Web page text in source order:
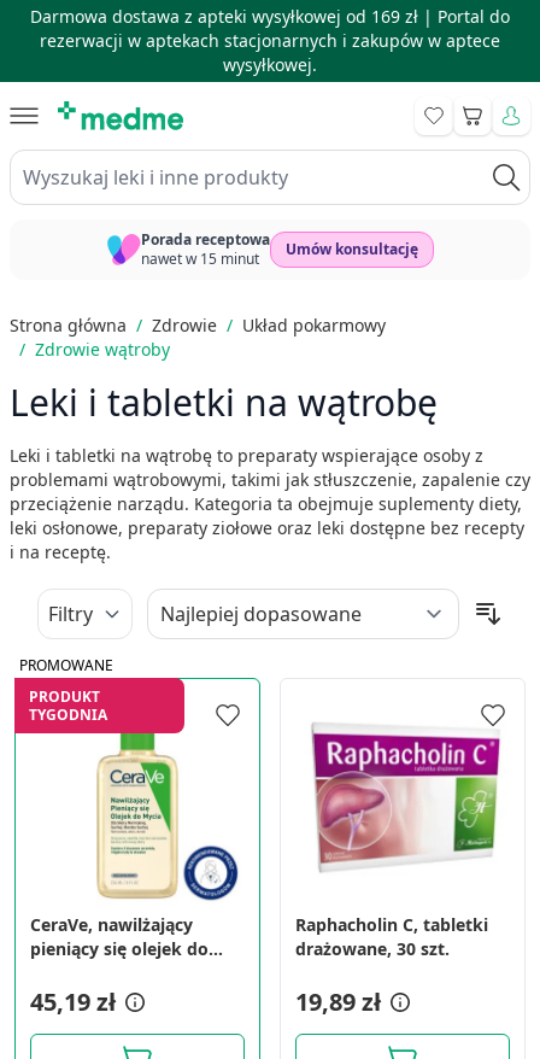
Darmowa dostawa z apteki wysyłkowej od 169 zł | Portal do
rezerwacji w aptekach stacjonarnych i zakupów w aptece
wysyłkowej.
Wyszukaj leki i inne produkty
Koszyk
Porada receptowa
nawet w 15 minut
Umów konsultację
Strona główna / Zdrowie / Układ pokarmowy
/ Zdrowie wątroby
Leki i tabletki na wątrobę
Leki i tabletki na wątrobę to preparaty wspierające osoby z
problemami wątrobowymi, takimi jak stłuszczenie, zapalenie czy
przeciążenie narządu. Kategoria ta obejmuje suplementy diety,
leki osłonowe, preparaty ziołowe oraz leki dostępne bez recepty
i na receptę.
Filtry
PROMOWANE
PRODUKT
TYGODNIA
CeraVe, nawilżający
pieniący się olejek do
45,19 zł
Raphacholin C, tabletki
drażowane, 30 szt.
19,89 zł